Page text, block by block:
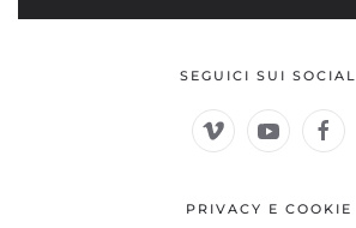
SEGUICI SUI SOCIAL
PRIVACY E COOKIE